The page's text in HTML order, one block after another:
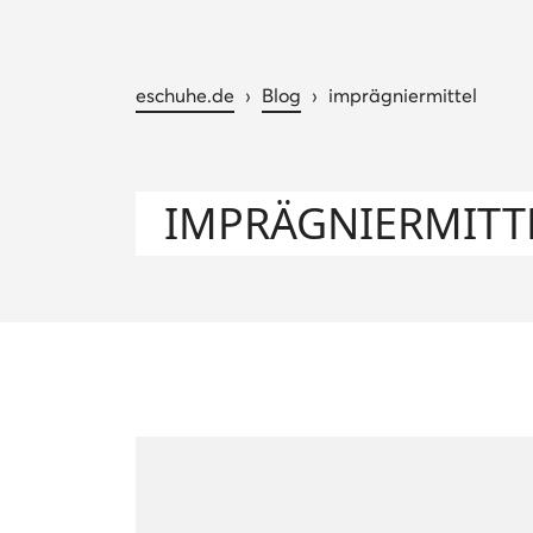
eschuhe.de › Blog › imprägniermittel